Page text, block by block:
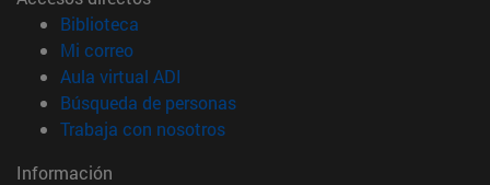
Biblioteca
Mi correo(abre en nueva ventana)
Aula virtual ADI
Búsqueda de personas(abre en nueva ventana)
Trabaja con nosotros(abre en nueva ventana)
Información